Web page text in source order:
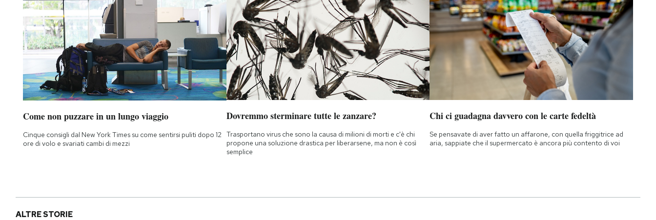
Come non puzzare in un lungo viaggio
Cinque consigli dal New York Times su come sentirsi puliti dopo 12
ore di volo e svariati cambi di mezzi
Dovremmo sterminare tutte le zanzare?
Trasportano virus che sono la causa di milioni di morti e c'è chi
propone una soluzione drastica per liberarsene, ma non è così
semplice
Chi ci guadagna davvero con le carte fedeltà
Se pensavate di aver fatto un affarone, con quella friggitrice ad
aria, sappiate che il supermercato è ancora più contento di voi
ALTRE STORIE